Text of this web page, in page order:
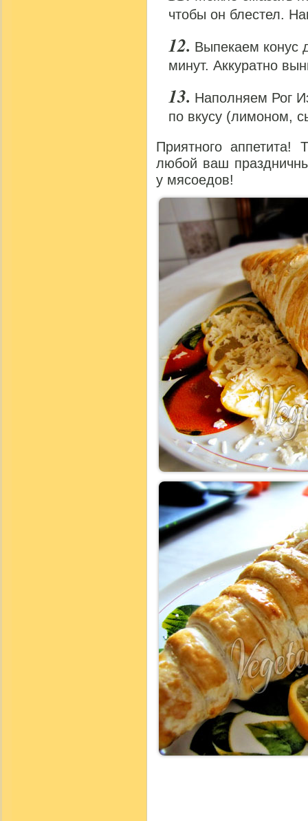
чтобы он блестел.
Выпекаем конус
минут. Аккуратно
Наполняем Рог
по вкусу (лимоном,
Приятного аппетита!
любой ваш
у мясоедов!